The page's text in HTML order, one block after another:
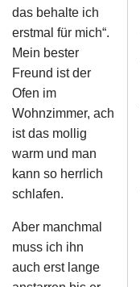
das behalte ich
erstmal für mich“.
Mein bester
Freund ist der
Ofen im
Wohnzimmer, ach
ist das mollig
warm und man
kann so herrlich
schlafen.
Aber manchmal
muss ich ihn
auch erst lange